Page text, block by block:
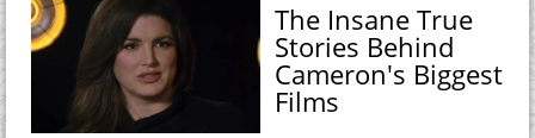
The Insane True
Stories Behind
Cameron's Biggest
Films